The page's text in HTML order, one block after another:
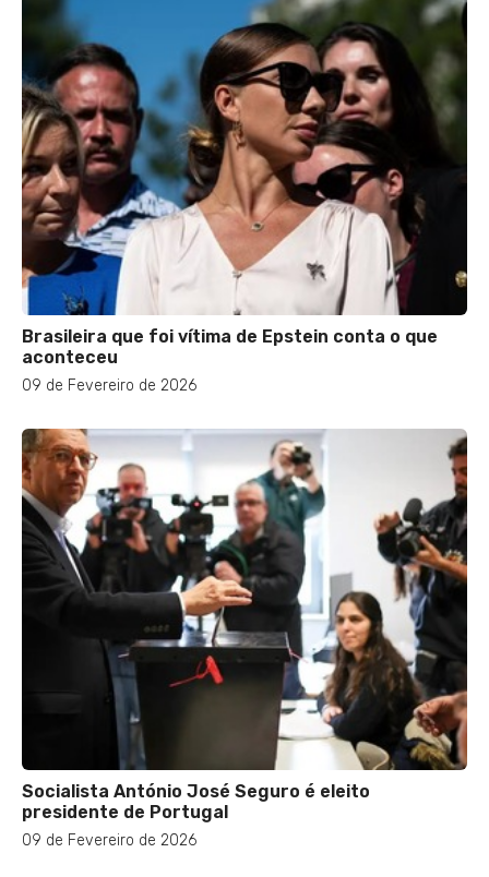
Brasileira que foi vítima de Epstein conta o que
aconteceu
09 de Fevereiro de 2026
Socialista António José Seguro é eleito
presidente de Portugal
09 de Fevereiro de 2026